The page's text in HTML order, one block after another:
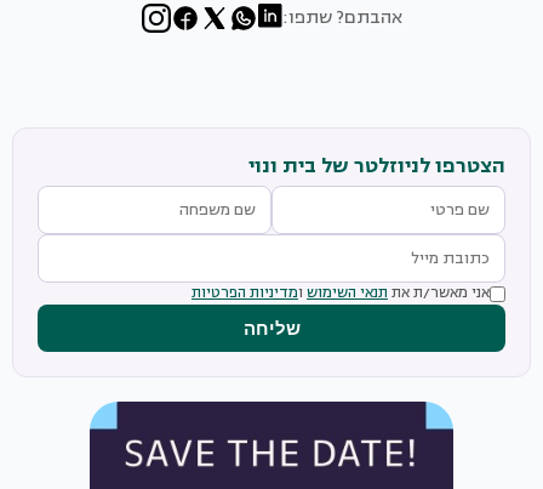
אהבתם? שתפו:
הצטרפו לניוזלטר של בית ונוי
אני מאשר/ת את תנאי השימוש ומדיניות הפרטיות
שליחה